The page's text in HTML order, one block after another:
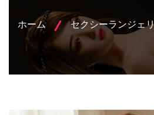
ホーム セクシーランジェ